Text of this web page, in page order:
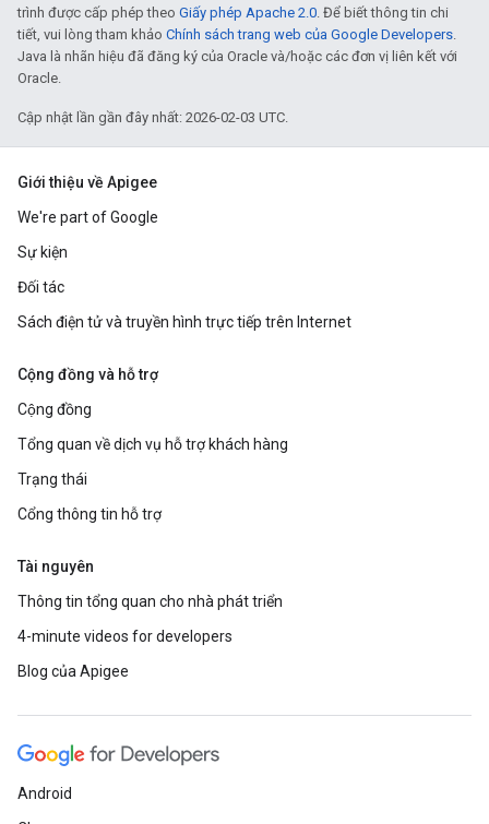
trình được cấp phép theo Giấy phép Apache 2.0. Để biết thông tin chi
tiết, vui lòng tham khảo Chính sách trang web của Google Developers.
Java là nhãn hiệu đã đăng ký của Oracle và/hoặc các đơn vị liên kết với
Oracle.
Cập nhật lần gần đây nhất: 2026-02-03 UTC.
Giới thiệu về Apigee
We're part of Google
Sự kiện
Đối tác
Sách điện tử và truyền hình trực tiếp trên Internet
Cộng đồng và hỗ trợ
Cộng đồng
Tổng quan về dịch vụ hỗ trợ khách hàng
Trạng thái
Cổng thông tin hỗ trợ
Tài nguyên
Thông tin tổng quan cho nhà phát triển
4-minute videos for developers
Blog của Apigee
Android